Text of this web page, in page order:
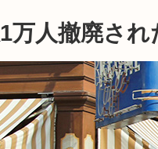
万人撤廃さ